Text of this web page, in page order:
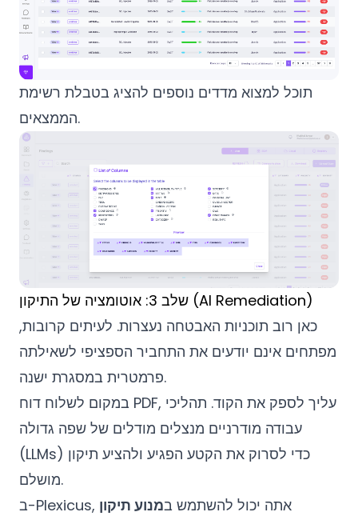
תוכל למצוא מדדים נוספים להציג בטבלת רשימת
הממצאים.
שלב 3: אוטומציה של התיקון (AI Remediation)
כאן רוב תוכניות האבטחה נעצרות. לעיתים קרובות,
מפתחים אינם יודעים את התחביר הספציפי לשאילתה
פרמטרית במסגרת ישנה.
במקום לשלוח דוח PDF, עליך לספק את הקוד. תהליכי
עבודה מודרניים מנצלים מודלים של שפה גדולה
(LLMs) כדי לסרוק את הקטע הפגיע ולהציע תיקון
מושלם.
ב-Plexicus, אתה יכול להשתמש במנוע תיקון